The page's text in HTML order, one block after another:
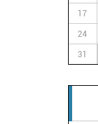
17
24
31